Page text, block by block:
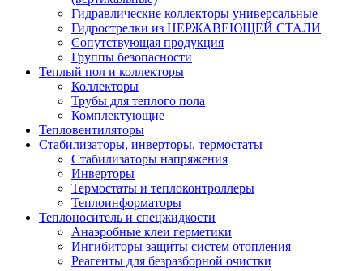
Гидравлические коллекторы универсальные
Гидрострелки из НЕРЖАВЕЮЩЕЙ СТАЛИ
Сопутствующая продукция
Группы безопасности
Теплый пол и коллекторы
Коллекторы
Трубы для теплого пола
Комплектующие
Тепловентиляторы
Стабилизаторы, инверторы, термостаты
Стабилизаторы напряжения
Инверторы
Термостаты и теплоконтроллеры
Теплоинформаторы
Теплоноситель и спецжидкости
Анаэробные клеи герметики
Ингибиторы защиты систем отопления
Реагенты для безразборной очистки